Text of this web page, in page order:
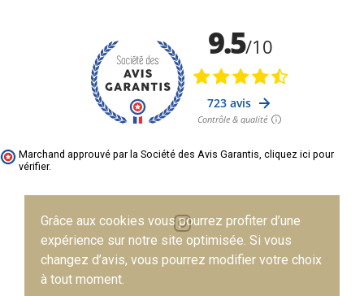
Grâce aux cookies vous pourrez profiter d’une
expérience sur notre site optimisée. Si vous
changez d’avis, vous pourrez modifier votre choix
à tout moment.
Marchand approuvé par la Société des Avis Garantis, cliquez ici pour
vérifier.